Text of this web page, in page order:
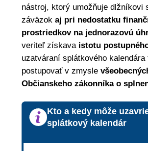
nástroj, ktorý umožňuje dlžníkovi
záväzok aj pri nedostatku
prostriedkov na jednorazovú
veriteľ získavaistotu
uzatváraní splátkového kalendára
postupovať v zmysle
Občianskeho zákonníka o
Kto a kedy môže
splátkový kalendár